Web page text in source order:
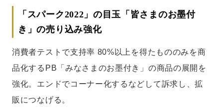
「スパーク2022」の目玉「皆さまのお墨付
き」の売り込み強化
消費者テストで支持率 80%以上を得たもののみを商
品化するPB「みなさまのお墨付き」の商品の展開を
強化。エンドでコーナー化するなどして訴求し、拡
販につなげる。